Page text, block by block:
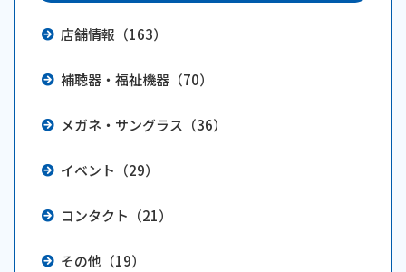
店舗情報（163）
補聴器・福祉機器（70）
メガネ・サングラス（36）
イベント（29）
コンタクト（21）
その他（19）